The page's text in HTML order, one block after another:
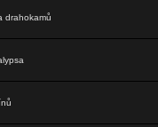
drahokamů